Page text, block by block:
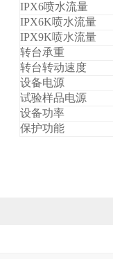
IPX6喷水流量
IPX6K喷水流量
IPX9K喷水流量
转台承重
转台转动速度
设备电源
试验样品电源
设备功率
保护功能